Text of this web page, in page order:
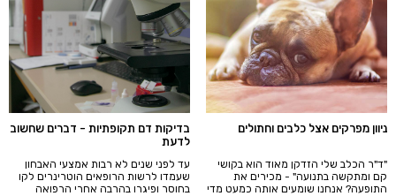
ניוון מפרקים אצל כלבים וחתולים
"ד"ר הכלב שלי הזדקן מאוד הוא בקושי
קם ומתקשה בתנועה" - מכירים את
התופעה? אנחנו שומעים אותה כמעט מדי
בדיקות דם תקופתיות - דברים שחשוב
לדעת
עד לפני שנים לא רבות אמצעי האבחון
שעמדו לרשות הרופאים הוטרינרים לקו
בחוסר ופיגרו בהרבה אחרי הרפואה